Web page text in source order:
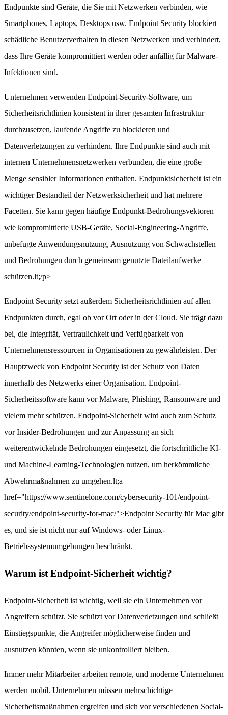
Endpunkte sind Geräte, die Sie mit Netzwerken verbinden, wie
Smartphones, Laptops, Desktops usw. Endpoint Security blockiert
schädliche Benutzerverhalten in diesen Netzwerken und verhindert,
dass Ihre Geräte kompromittiert werden oder anfällig für Malware-
Infektionen sind.
Unternehmen verwenden Endpoint-Security-Software, um
Sicherheitsrichtlinien konsistent in ihrer gesamten Infrastruktur
durchzusetzen, laufende Angriffe zu blockieren und
Datenverletzungen zu verhindern. Ihre Endpunkte sind auch mit
internen Unternehmensnetzwerken verbunden, die eine große
Menge sensibler Informationen enthalten. Endpunktsicherheit ist ein
wichtiger Bestandteil der Netzwerksicherheit und hat mehrere
Facetten. Sie kann gegen häufige Endpunkt-Bedrohungsvektoren
wie kompromittierte USB-Geräte, Social-Engineering-Angriffe,
unbefugte Anwendungsnutzung, Ausnutzung von Schwachstellen
und Bedrohungen durch gemeinsam genutzte Dateilaufwerke
schützen.lt;/p>
Endpoint Security setzt außerdem Sicherheitsrichtlinien auf allen
Endpunkten durch, egal ob vor Ort oder in der Cloud. Sie trägt dazu
bei, die Integrität, Vertraulichkeit und Verfügbarkeit von
Unternehmensressourcen in Organisationen zu gewährleisten. Der
Hauptzweck von Endpoint Security ist der Schutz von Daten
innerhalb des Netzwerks einer Organisation. Endpoint-
Sicherheitssoftware kann vor Malware, Phishing, Ransomware und
vielem mehr schützen. Endpoint-Sicherheit wird auch zum Schutz
vor Insider-Bedrohungen und zur Anpassung an sich
weiterentwickelnde Bedrohungen eingesetzt, die fortschrittliche KI-
und Machine-Learning-Technologien nutzen, um herkömmliche
Abwehrmaßnahmen zu umgehen.lt;a
href="https://www.sentinelone.com/cybersecurity-101/endpoint-
security/endpoint-security-for-mac/">Endpoint Security für Mac gibt
es, und sie ist nicht nur auf Windows- oder Linux-
Betriebssystemumgebungen beschränkt.
Warum ist Endpoint-Sicherheit wichtig?
Endpoint-Sicherheit ist wichtig, weil sie ein Unternehmen vor
Angreifern schützt. Sie schützt vor Datenverletzungen und schließt
Einstiegspunkte, die Angreifer möglicherweise finden und
ausnutzen könnten, wenn sie unkontrolliert bleiben.
Immer mehr Mitarbeiter arbeiten remote, und moderne Unternehmen
werden mobil. Unternehmen müssen mehrschichtige
Sicherheitsmaßnahmen ergreifen und sich vor verschiedenen Social-